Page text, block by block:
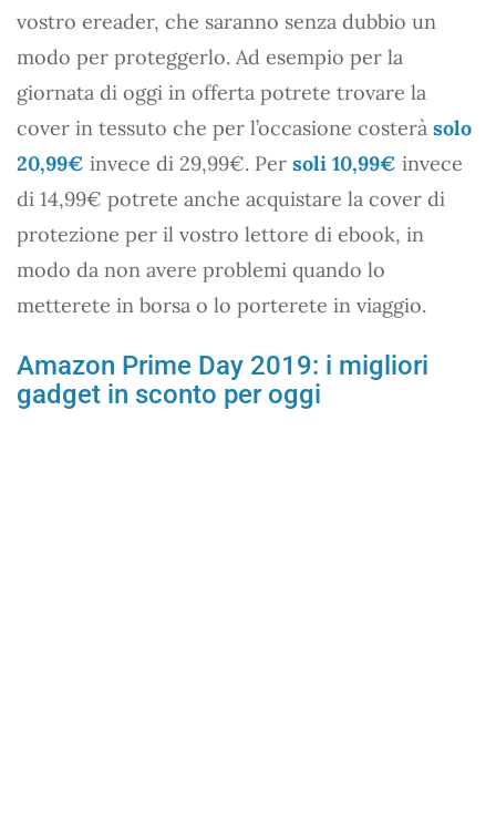
vostro ereader, che saranno senza dubbio un
modo per proteggerlo. Ad esempio per la
giornata di oggi in offerta potrete trovare la
cover in tessuto che per l’occasione costerà solo
20,99€ invece di 29,99€. Per soli 10,99€ invece
di 14,99€ potrete anche acquistare la cover di
protezione per il vostro lettore di ebook, in
modo da non avere problemi quando lo
metterete in borsa o lo porterete in viaggio.
Amazon Prime Day 2019: i migliori
gadget in sconto per oggi